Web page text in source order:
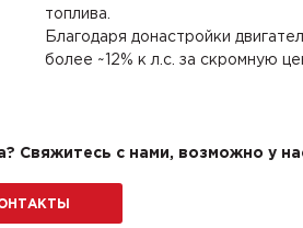
топлива.
Благодаря донастройки
более ~12% к л.с. за скромную
Свяжитесь с нами, возможно у